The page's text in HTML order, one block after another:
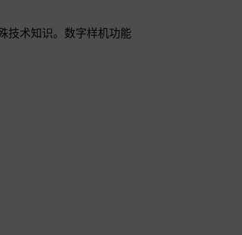
技术知识。数字样机功能